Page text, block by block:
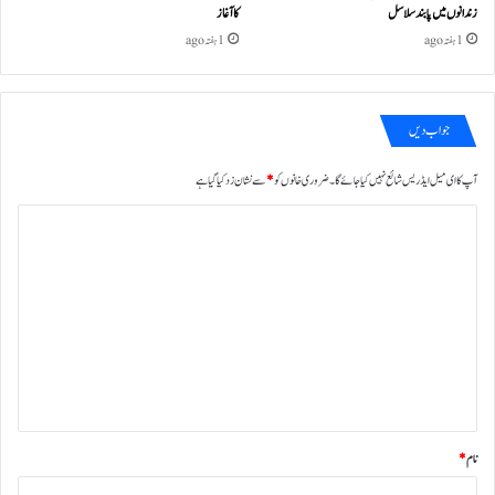
زندانوں میں پابند سلاسل
1 ہفتہ ago
کا آغاز
1 ہفتہ ago
جواب دیں
آپ کا ای میل ایڈریس شائع نہیں کیا جائے گا۔ضروری خانوں کو*سے نشان زد کیا گیا ہے
نام*